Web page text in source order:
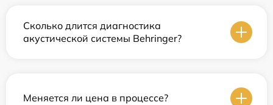
Сколько длится диагностика
акустической системы Behringer?
Меняется ли цена в процессе?